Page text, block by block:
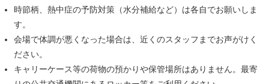
時節柄、熱中症の予防対策（水分補給など）は各自でお願いしま
す。
会場で体調が悪くなった場合は、近くのスタッフまでお声がけく
ださい。
キャリーケース等の荷物の預かりや保管場所はありません。最寄